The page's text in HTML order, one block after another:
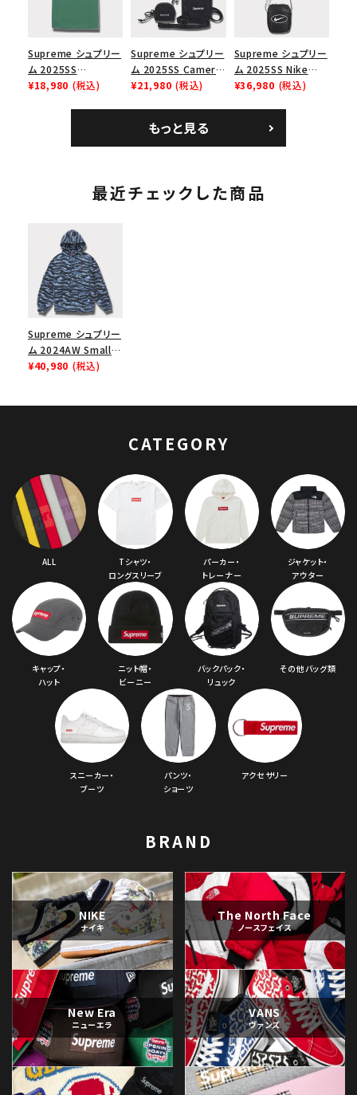
Supreme シュプリー
ム 2025SS
Homerun Tee ホー
¥18,980 (税込)
Supreme シュプリー
ム 2025SS Camera
Bag + Mini Pouch
¥21,980 (税込)
Supreme シュプリー
ム 2025SS Nike
Leather Shoulder
¥36,980 (税込)
もっと見る
最近チェックした商品
Supreme シュプリー
ム 2024AW Small
Box Hooded
¥40,980 (税込)
CATEGORY
ALL
Tシャツ・
ロングスリーブ
パーカー・
トレーナー
ジャケット・
アウター
キャップ・
ハット
ニット帽・
ビーニー
バックパック・
リュック
その他バッグ類
スニーカー・
ブーツ
パンツ・
ショーツ
アクセサリー
BRAND
NIKE
ナイキ
The North Face
ノースフェイス
New Era
ニューエラ
VANS
ヴァンズ